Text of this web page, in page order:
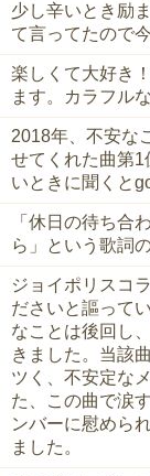
少し辛いとき励
て言ってたので
楽しくて大好き
ます。カラフル
2018年、不安な
せてくれた曲第
いときに聞くと
「休日の待ち合
ら」という歌詞
ジョイポリスコ
ださいと謳って
なことは後回し
きました。当該
ツく、不安定な
た、この曲で涙
ンバーに慰めら
ました。